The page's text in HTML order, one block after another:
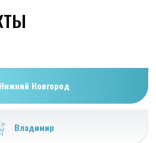
Нижний Новгород
Владимир